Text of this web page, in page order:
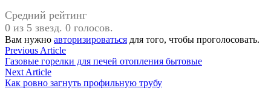
Средний рейтинг
0 из 5 звезд. 0 голосов.
Вам нужно авторизироваться для того, чтобы проголосовать.
Навигация
по
записям
Previous ArticlePrevious
article:
Газовые горелки для печей отопления бытовые
Next ArticleNext
article:
Как ровно загнуть профильную трубу